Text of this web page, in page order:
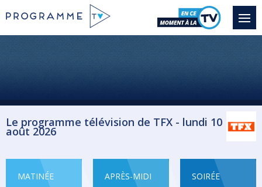
Le programme télévision de TFX - lundi 10
août 2026
MATINÉE APRÈS-MIDI SOIRÉE
4 mariages pour 1 lune de miel
Quatre jeunes femmes vont mettre en
19:55
Saison 14 épisode
Cette édition promet un été placé sous le...
Téléréalité